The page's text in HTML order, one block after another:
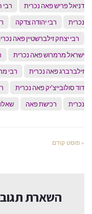
דניאל פריש פאה נכרית רבי
נכרית
רבי יהודה צדקה
רבי יצחק זילברשטיין פאה
ישראל מרמרוש פאה נכרית
זילברברג פאה נכרית
רבי
דוד סולובייצ'יק פאה נכרית
נכרית
רכישת פאה
« פוסט קודם
השארת